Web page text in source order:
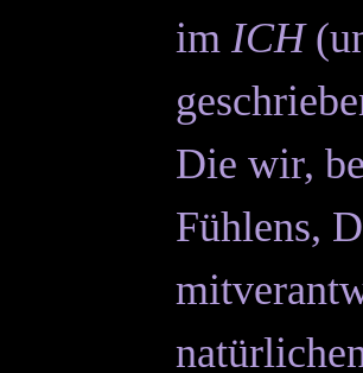
im ICH
Die wir,
Fühlens,